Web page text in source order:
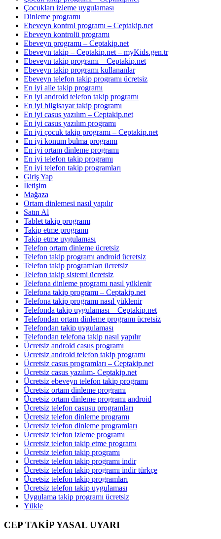
Çocukları izleme uygulaması
Dinleme programı
Ebeveyn kontrol programı – Ceptakip.net
Ebeveyn kontrolü programı
Ebeveyn programı – Ceptakip.net
Ebeveyn takip – Ceptakip.net – myKids.gen.tr
Ebeveyn takip programı – Ceptakip.net
Ebeveyn takip programı kullananlar
Ebeveyn telefon takip programı ücretsiz
En iyi aile takip programı
En iyi android telefon takip programı
En iyi bilgisayar takip programı
En iyi casus yazılım – Ceptakip.net
En iyi casus yazılım programı
En iyi çocuk takip programı – Ceptakip.net
En iyi konum bulma programı
En iyi ortam dinleme programı
En iyi telefon takip programı
En iyi telefon takip programları
Giriş Yap
İletişim
Mağaza
Ortam dinlemesi nasıl yapılır
Satın Al
Tablet takip programı
Takip etme programı
Takip etme uygulaması
Telefon ortam dinleme ücretsiz
Telefon takip programı android ücretsiz
Telefon takip programları ücretsiz
Telefon takip sistemi ücretsiz
Telefona dinleme programı nasıl yüklenir
Telefona takip programı – Ceptakip.net
Telefona takip programı nasıl yüklenir
Telefonda takip uygulaması – Ceptakip.net
Telefondan ortam dinleme programı ücretsiz
Telefondan takip uygulaması
Telefondan telefona takip nasıl yapılır
Ücretsiz android casus programı
Ücretsiz android telefon takip programı
Ücretsiz casus programları – Ceptakip.net
Ücretsiz casus yazılım- Ceptakip.net
Ücretsiz ebeveyn telefon takip programı
Ücretsiz ortam dinleme programı
Ücretsiz ortam dinleme programı android
Ücretsiz telefon casusu programları
Ücretsiz telefon dinleme programı
Ücretsiz telefon dinleme programları
Ücretsiz telefon izleme programı
Ücretsiz telefon takip etme programı
Ücretsiz telefon takip programı
Ücretsiz telefon takip programı indir
Ücretsiz telefon takip programı indir türkçe
Ücretsiz telefon takip programları
Ücretsiz telefon takip uygulaması
Uygulama takip programı ücretsiz
Yükle
CEP TAKİP YASAL UYARI